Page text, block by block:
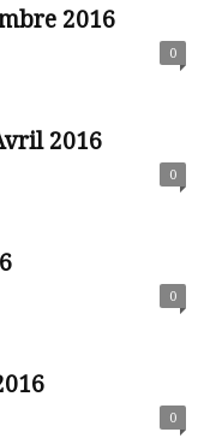
2016
0
2016
0
0
0